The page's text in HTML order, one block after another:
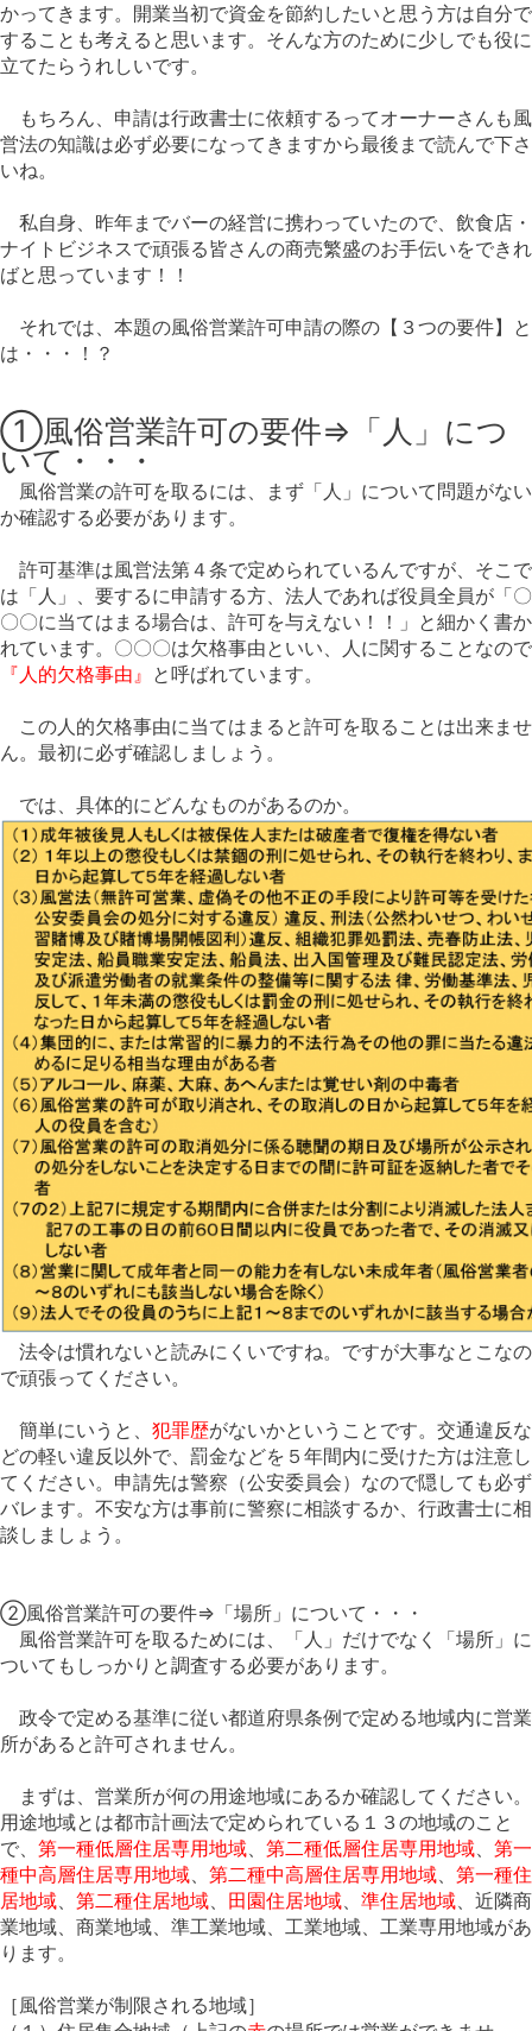
かってきます。開業当初で資金を節約したいと思う方は自分で
することも考えると思います。そんな方のために少しでも役に
立てたらうれしいです。
もちろん、申請は行政書士に依頼するってオーナーさんも風
営法の知識は必ず必要になってきますから最後まで読んで下さ
いね。
私自身、昨年までバーの経営に携わっていたので、飲食店・
ナイトビジネスで頑張る皆さんの商売繁盛のお手伝いをできれ
ばと思っています！！
それでは、本題の風俗営業許可申請の際の【３つの要件】と
は・・・！？
①風俗営業許可の要件⇒「人」につ
いて・・・
風俗営業の許可を取るには、まず「人」について問題がない
か確認する必要があります。
許可基準は風営法第４条で定められているんですが、そこで
は「人」、要するに申請する方、法人であれば役員全員が「〇
〇〇に当てはまる場合は、許可を与えない！！」と細かく書か
れています。〇〇〇は欠格事由といい、人に関することなので
『人的欠格事由』 と呼ばれています。
この人的欠格事由に当てはまると許可を取ることは出来ませ
ん。最初に必ず確認しましょう。
では、具体的にどんなものがあるのか。
法令は慣れないと読みにくいですね。ですが大事なとこなの
で頑張ってください。
簡単にいうと、 犯罪歴がないかということです。交通違反な
どの軽い違反以外で、罰金などを５年間内に受けた方は注意し
てください。申請先は警察（公安委員会）なので隠しても必ず
バレます。不安な方は事前に警察に相談するか、行政書士に相
談しましょう。
②風俗営業許可の要件⇒「場所」について・・・
風俗営業許可を取るためには、「人」だけでなく「場所」に
ついてもしっかりと調査する必要があります。
政令で定める基準に従い都道府県条例で定める地域内に営業
所があると許可されません。
まずは、営業所が何の用途地域にあるか確認してください。
用途地域とは都市計画法で定められている１３の地域のこと
で、 第一種低層住居専用地域、 第二種低層住居専用地域、 第一
種中高層住居専用地域、 第二種中高層住居専用地域、 第一種住
居地域、 第二種住居地域、 田園住居地域、 準住居地域、近隣商
業地域、商業地域、準工業地域、工業地域、工業専用地域があ
ります。
［風俗営業が制限される地域］